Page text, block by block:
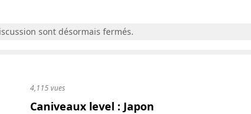
sont désormais fermés.
4,115 vues
Caniveaux level : Japon